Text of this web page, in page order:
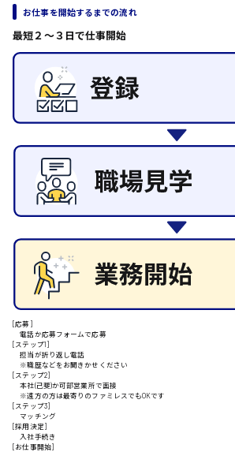
調理
洗い場
ラウンダー営業
ルート営業
その他の専門職
施設管理・整備
自動車整備士
配送・ドライバー
東広島市
安芸高田市
安芸郡
山口県
日給8000円～
日給10000円以上
お仕事を開始するまでの流れ
最短２〜３日で仕事開始
[応募]
電話か応募フォームで応募
[ステップ1]
担当が折り返し電話
※職歴などをお聞きかせください
[ステップ2]
本社(己斐)か可部営業所で面接
※遠方の方は最寄りのファミレスでもOKです
[ステップ3]
マッチング
[採用決定]
入社手続き
[お仕事開始]